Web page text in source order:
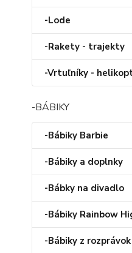
-Lode
-Rakety - trajekty
-Vrtuľníky -
-BÁBIKY
-Bábiky Barbie
-Bábiky a doplnky
-Bábky na divadlo
-Bábiky Rainbow
-Bábiky z rozprávok